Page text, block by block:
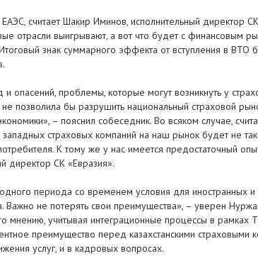
считает Шакир Иминов, исполнительный директор
отрасли выигрывают, а вот что будет с финансовым
знак суммарного эффекта от вступления в ВТО
опасений, проблемы, которые могут возникнуть у
позволила бы разрушить национальный страховой
– пояснил собеседник. Во всяком случае,
страховых компаний на наш рынок будет не
К тому же у нас имеется предостаточный
директор СК «Евразия».
периода со временем условия для иностранных
Важно не потерять свои преимущества», – уверен
учитывая интеграционные процессы в рамках
преимущество перед казахстанскими страховыми
услуг, и в кадровых вопросах.